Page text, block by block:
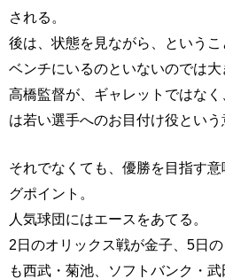
される。
後は、状態を見ながら、という
ベンチにいるのといないのでは大
高橋監督が、ギャレットではな
は若い選手へのお目付け役という
それでなくても、優勝を目指す
グポイント。
人気球団にはエースをあてる。
2日のオリックス戦が金子、5日
も西武・菊池、ソフトバンク・